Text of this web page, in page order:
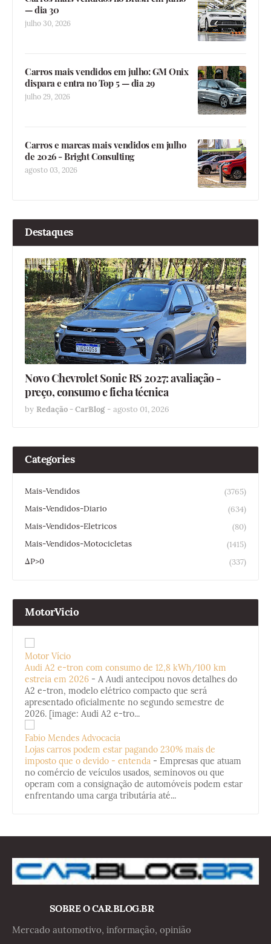
— dia 30
julho 30, 2026
Carros mais vendidos em julho: GM Onix
dispara e entra no Top 5 — dia 29
julho 29, 2026
Carros e marcas mais vendidos em julho
de 2026 - Bright Consulting
agosto 03, 2026
Destaques
Novo Chevrolet Sonic RS 2027: avaliação -
preço, consumo e ficha técnica
by Redação - CarBlog - agosto 01, 2026
Categories
Mais-Vendidos
(3765)
Mais-Vendidos-Diario
(634)
Mais-Vendidos-Eletricos
(80)
Mais-Vendidos-Motocicletas
(1415)
ΔP>0
(337)
MotorVicio
Motor Vício
Audi A2 e-tron com consumo de 12,8 kWh/100 km
estreia em 2026 - A Audi antecipou novos detalhes do
A2 e-tron, modelo elétrico compacto que será
apresentado oficialmente no segundo semestre de
2026. [image: Audi A2 e-tro...
Fabio Mendes Advocacia
Lojas carros podem estar pagando 230% mais de
imposto que o devido - entenda - Empresas que atuam
no comércio de veículos usados, seminovos ou que
operam com a consignação de automóveis podem estar
enfrentando uma carga tributária até...
SOBRE O CAR.BLOG.BR
Mercado automotivo, informação, opinião